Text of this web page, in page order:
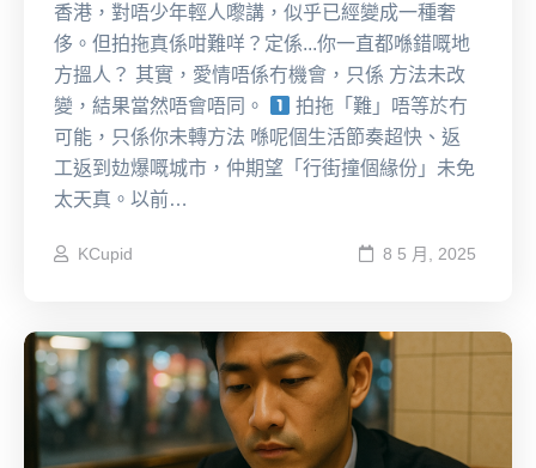
香港，對唔少年輕人嚟講，似乎已經變成一種奢
侈。但拍拖真係咁難咩？定係...你一直都喺錯嘅地
方搵人？ 其實，愛情唔係冇機會，只係 方法未改
變，結果當然唔會唔同。
拍拖「難」唔等於冇
可能，只係你未轉方法 喺呢個生活節奏超快、返
工返到攰爆嘅城市，仲期望「行街撞個緣份」未免
太天真。以前…
KCupid 8 5 月, 2025